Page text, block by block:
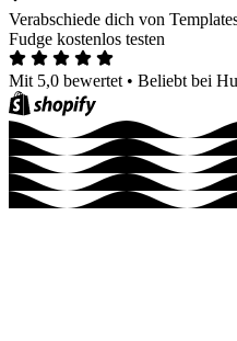
Verabschiede dich von
Fudge kostenlos testen
Mit 5,0 bewertet • Beliebt bei